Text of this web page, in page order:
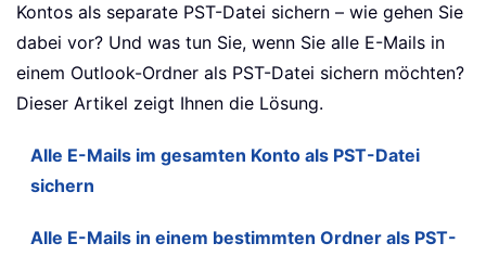
Kontos als separate PST-Datei sichern – wie gehen Sie
dabei vor? Und was tun Sie, wenn Sie alle E-Mails in
einem Outlook-Ordner als PST-Datei sichern möchten?
Dieser Artikel zeigt Ihnen die Lösung.
Alle E-Mails im gesamten Konto als PST-Datei
sichern
Alle E-Mails in einem bestimmten Ordner als PST-